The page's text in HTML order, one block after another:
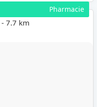
Pharmacie
- 7.7 km